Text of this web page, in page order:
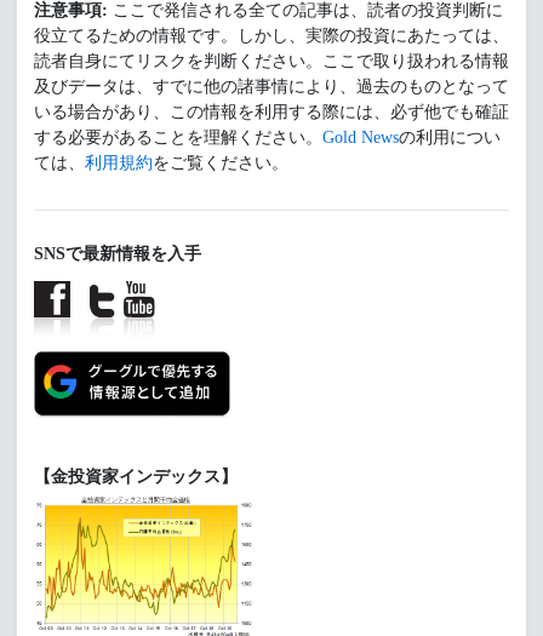
注意事項: ここで発信される全ての記事は、読者の投資判断に
役立てるための情報です。しかし、実際の投資にあたっては、
読者自身にてリスクを判断ください。ここで取り扱われる情報
及びデータは、すでに他の諸事情により、過去のものとなって
いる場合があり、この情報を利用する際には、必ず他でも確証
する必要があることを理解ください。 Gold Newsの利用につい
ては、 利用規約をご覧ください。
SNSで最新情報を入手
【金投資家インデックス】